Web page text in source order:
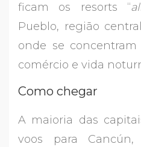
ficam os resorts “
Pueblo, região
onde se concentram
comércio e vida
Como chegar
A maioria das
voos para